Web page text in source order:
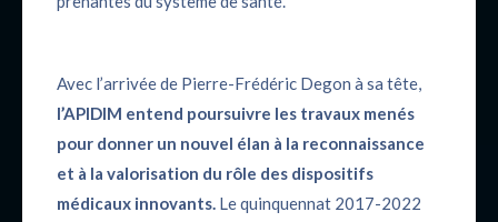
Avec l’arrivée de Pierre-Frédéric Degon à sa tête,
l’APIDIM entend poursuivre les travaux menés
pour donner un nouvel élan à la reconnaissance
et à la valorisation du rôle des dispositifs
médicaux innovants. Le quinquennat 2017-2022